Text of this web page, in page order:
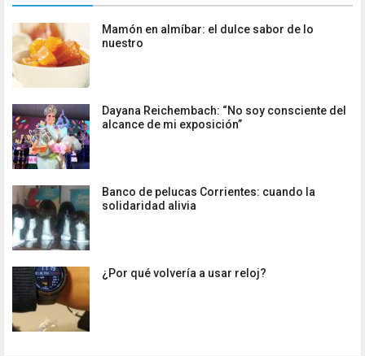
Mamón en almíbar: el dulce sabor de lo
nuestro
Dayana Reichembach: “No soy consciente del
alcance de mi exposición”
Banco de pelucas Corrientes: cuando la
solidaridad alivia
¿Por qué volvería a usar reloj?